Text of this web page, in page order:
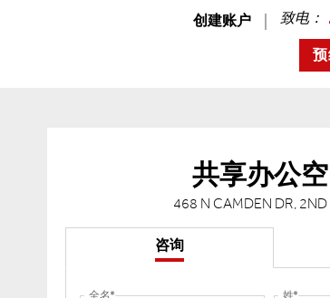
创建账户 致电：
共享办公
468 N CAMDEN DR, 2ND
咨询
全名 姓